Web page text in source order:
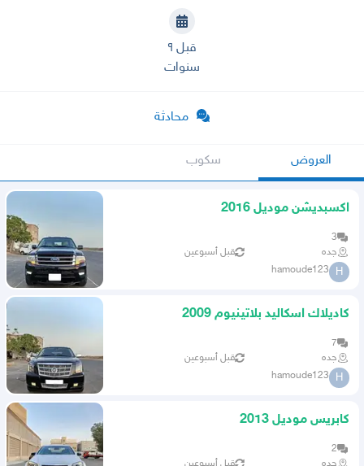
قبل ٩
سنوات
محادثة
العروض سكوب
اكسبديشن موديل 2016
3
جده
قبل أسبوعين
H
hamoude123
كاديلاك اسكاليد بلاتينيوم 2009
7
جده
قبل أسبوعين
H
hamoude123
كابريس موديل 2013
2